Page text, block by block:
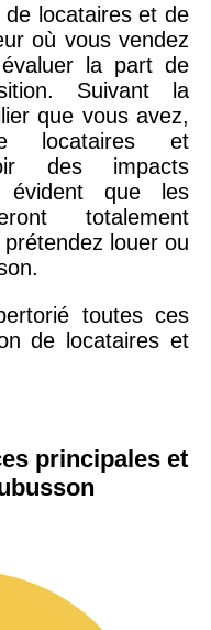
locataires et de
où vous vendez
la part de
Suivant la
que vous avez,
locataires et
des impacts
évident que les
totalement
louer ou
toutes ces
de locataires et
principales et